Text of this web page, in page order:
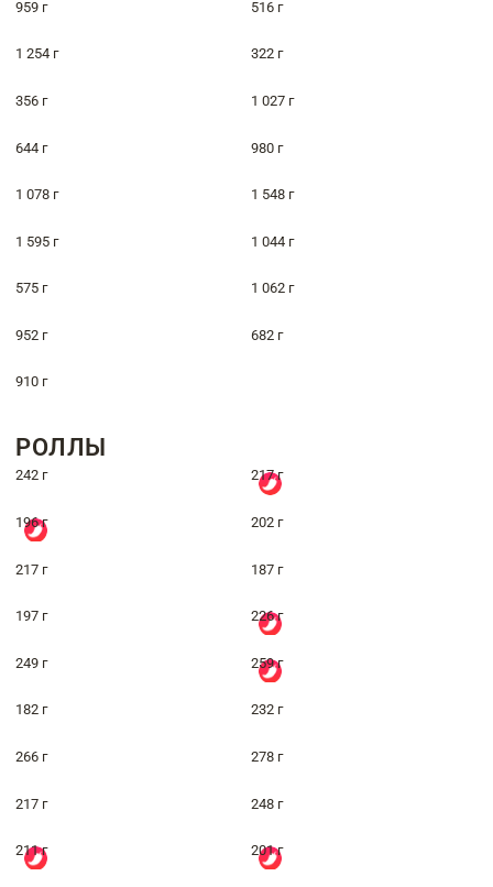
959 г 516 г
1 254 г 322 г
356 г 1 027 г
644 г 980 г
1 078 г 1 548 г
1 595 г 1 044 г
575 г 1 062 г
952 г 682 г
910 г
РОЛЛЫ
242 г 217 г
196 г 202 г
217 г 187 г
197 г 226 г
249 г 259 г
182 г 232 г
266 г 278 г
217 г 248 г
211 г 201 г